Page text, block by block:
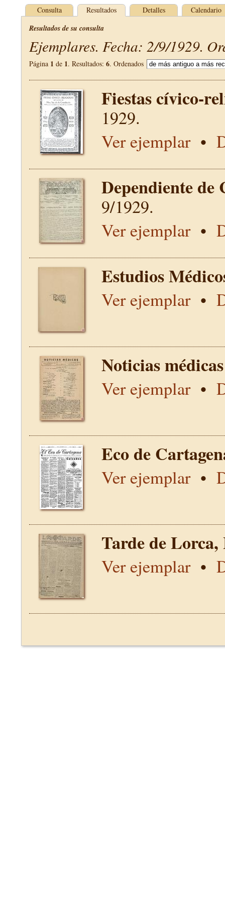
Consulta Resultados Detalles Calendario
Resultados de su consulta
Ejemplares. Fecha: 2/9/1929.
Página 1 de 1. Resultados: 6. Ordenados
Fiestas cívico-
1929.
Ver ejemplar•
Dependiente de
9/1929.
Ver ejemplar•
Estudios
Ver ejemplar•
Noticias
Ver ejemplar•
Eco de
Ver ejemplar•
Tarde de
Ver ejemplar•